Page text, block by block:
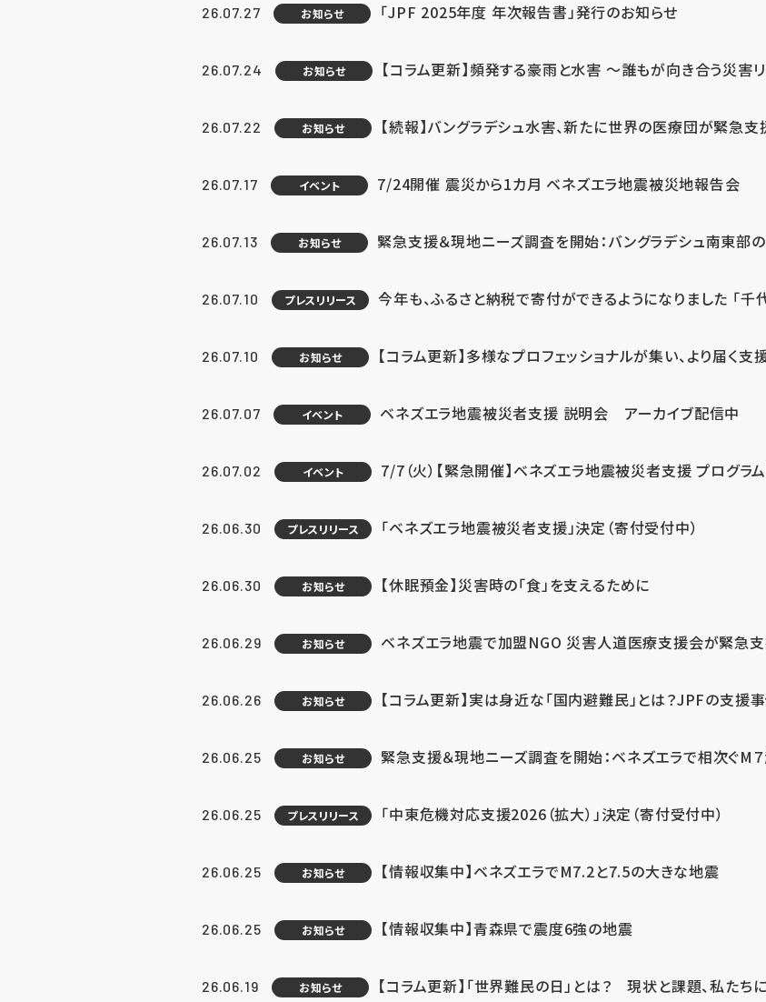
26.07.27 お知らせ 「JPF 2025年度 年次報告書」発行のお知らせ
26.07.24 お知らせ 【コラム更新】頻発する豪雨と水害 ～誰もが向き合う災害
26.07.22 お知らせ 【続報】バングラデシュ水害、新たに世界の医療団が緊急
26.07.17 イベント 7/24開催 震災から1カ月 ベネズエラ地震被災地報告会
26.07.13 お知らせ 緊急支援＆現地ニーズ調査を開始：バングラデシュ南東部
26.07.10 プレスリリース 今年も、ふるさと納税で寄付ができるようになりました 「
26.07.10 お知らせ 【コラム更新】多様なプロフェッショナルが集い、より届く支
26.07.07 イベント ベネズエラ地震被災者支援 説明会 アーカイブ配信中
26.07.02 イベント 7/7（火）【緊急開催】ベネズエラ地震被災者支援 プログラ
26.06.30 プレスリリース 「ベネズエラ地震被災者支援」決定（寄付受付中）
26.06.30 お知らせ 【休眠預金】災害時の「食」を支えるために
26.06.29 お知らせ ベネズエラ地震で加盟NGO 災害人道医療支援会が緊急
26.06.26 お知らせ 【コラム更新】実は身近な「国内避難民」とは？JPFの支
26.06.25 お知らせ 緊急支援＆現地ニーズ調査を開始：ベネズエラで相次ぐ
26.06.25 プレスリリース 「中東危機対応支援2026（拡大）」決定（寄付受付中）
26.06.25 お知らせ 【情報収集中】ベネズエラでM7.2と7.5の大きな地震
26.06.25 お知らせ 【情報収集中】青森県で震度6強の地震
26.06.19 お知らせ 【コラム更新】「世界難民の日」とは？ 現状と課題、私たち